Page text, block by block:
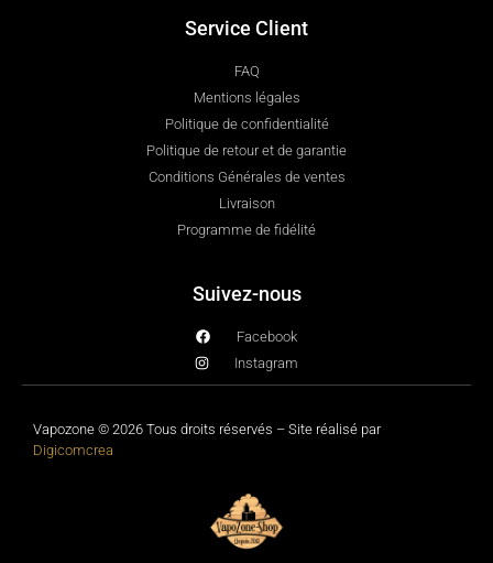
Service Client
FAQ
Mentions légales
Politique de confidentialité
Politique de retour et de garantie
Conditions Générales de ventes
Livraison
Programme de fidélité
Suivez-nous
Facebook
Instagram
Vapozone © 2026 Tous droits réservés – Site réalisé par
Digicomcrea